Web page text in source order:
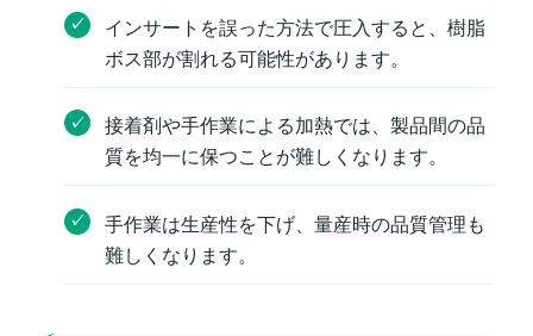
インサートを誤った方法で圧入すると、樹脂
ボス部が割れる可能性があります。
接着剤や手作業による加熱では、製品間の品
質を均一に保つことが難しくなります。
手作業は生産性を下げ、量産時の品質管理も
難しくなります。